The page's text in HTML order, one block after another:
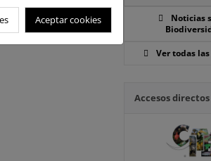
Noticias
Ver todas
Accesos directos
Aceptar cookies